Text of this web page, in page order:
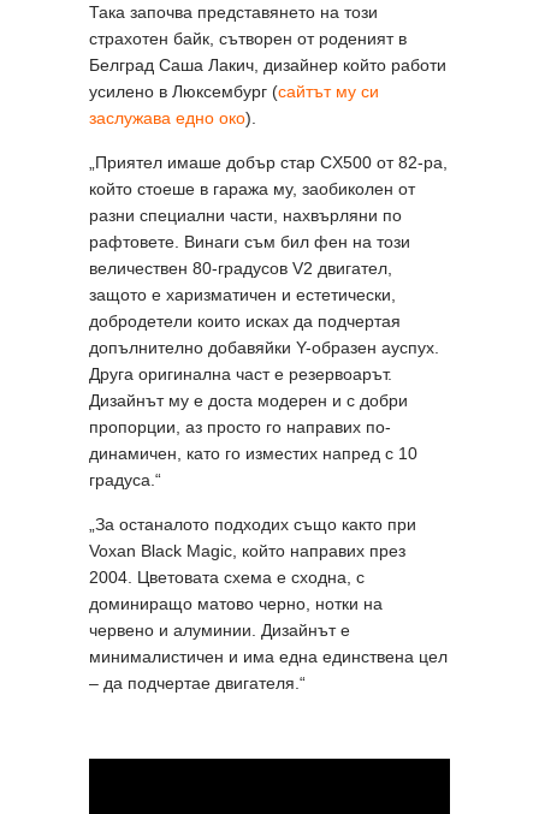
Така започва представянето на този
страхотен байк, сътворен от роденият в
Белград Саша Лакич, дизайнер който работи
усилено в Люксембург (сайтът му си
заслужава едно око).
„Приятел имаше добър стар CX500 от 82-ра,
който стоеше в гаража му, заобиколен от
разни специални части, нахвърляни по
рафтовете. Винаги съм бил фен на този
величествен 80-градусов V2 двигател,
защото е харизматичен и естетически,
добродетели които исках да подчертая
допълнително добавяйки Y-образен ауспух.
Друга оригинална част е резервоарът.
Дизайнът му е доста модерен и с добри
пропорции, аз просто го направих по-
динамичен, като го изместих напред с 10
градуса.“
„За останалото подходих също както при
Voxan Black Magic, който направих през
2004. Цветовата схема е сходна, с
доминиращо матово черно, нотки на
червено и алуминии. Дизайнът е
минималистичен и има една единствена цел
– да подчертае двигателя.“